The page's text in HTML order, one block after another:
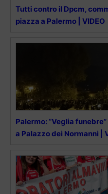
Tutti contro il Dpcm,
piazza a Palermo | VIDEO
Palermo: “Veglia
a Palazzo dei Normanni |